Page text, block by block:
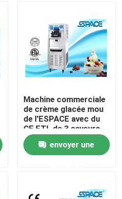
Machine commerciale
de crème glacée mou
de l'ESPACE avec du
CE ETL de 3 saveurs
approuvé
envoyer une